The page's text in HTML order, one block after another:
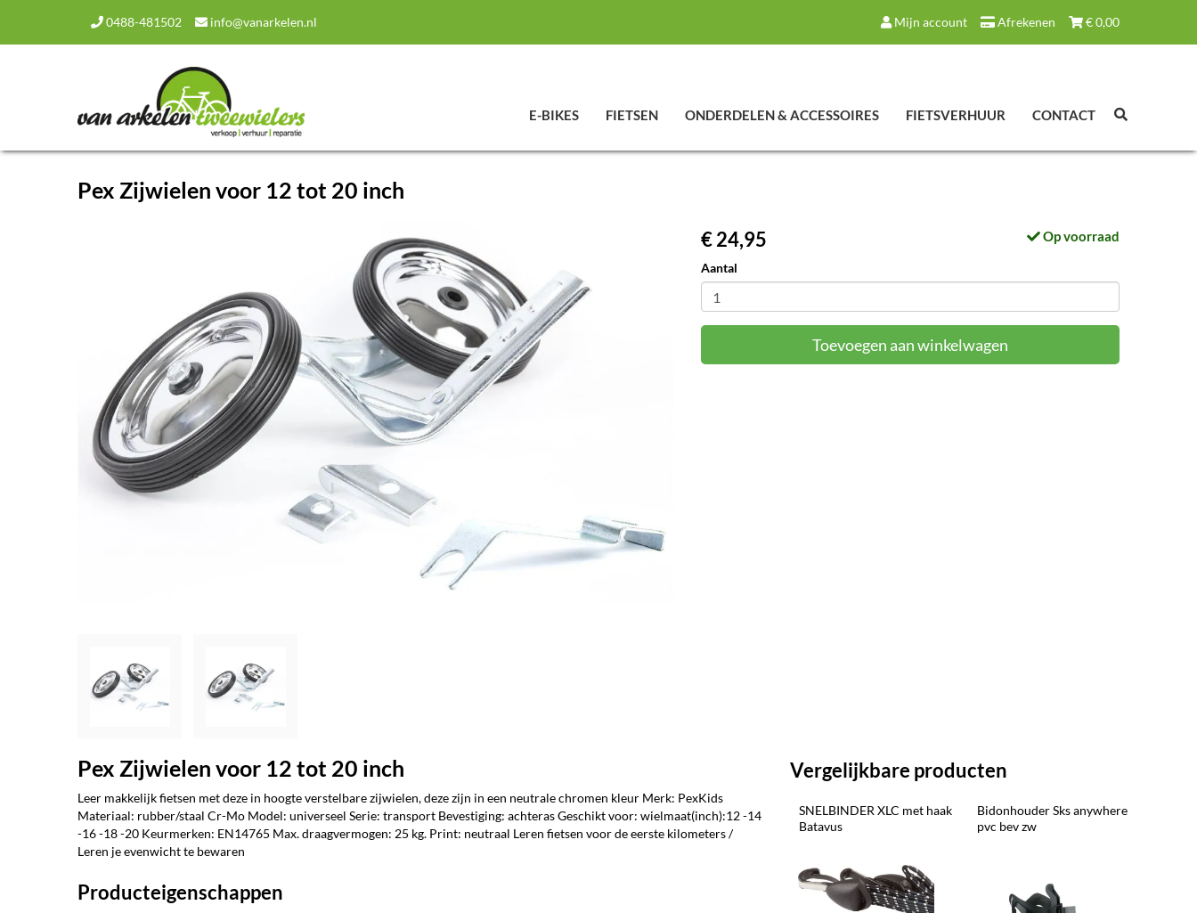
0488-481502 info@vanarkelen.nl €0,00
Afrekenen
Mijn account
E-BIKES FIETSEN ONDERDELEN & ACCESSOIRES FIETSVERHUUR CONTACT
Pex Zijwielen voor 12 tot 20 inch
€ 24,95 Op voorraad
Aantal
Toevoegen aan winkelwagen
Pex Zijwielen voor 12 tot 20 inch
Leer makkelijk fietsen met deze in hoogte verstelbare zijwielen, deze zijn in een neutrale chromen kleur Merk: PexKids
Materiaal: rubber/staal Cr-Mo Model: universeel Serie: transport Bevestiging: achteras Geschikt voor: wielmaat(inch):12 -14
-16 -18 -20 Keurmerken: EN14765 Max. draagvermogen: 25 kg. Print: neutraal Leren fietsen voor de eerste kilometers /
Leren je evenwicht te bewaren
Producteigenschappen
Vergelijkbare producten
SNELBINDER XLC met haak
Batavus
Bidonhouder Sks anywhere
pvc bev zw